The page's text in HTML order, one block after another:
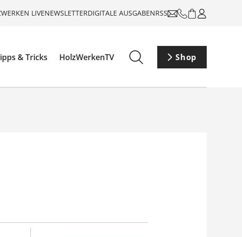
LIVENEWSLETTERDIGITALE AUSGABENRSS
& Tricks HolzWerkenTV Shop